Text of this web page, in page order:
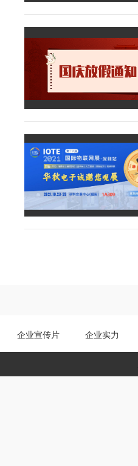
企业宣传片 企业实力